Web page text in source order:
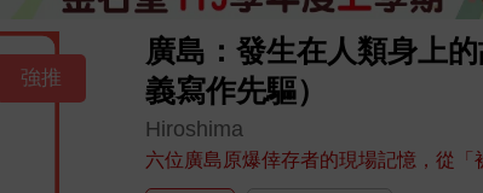
廣島：發生在人類身上
義寫作先驅）
Hiroshima
六位廣島原爆倖存者的現場記憶，從
強推